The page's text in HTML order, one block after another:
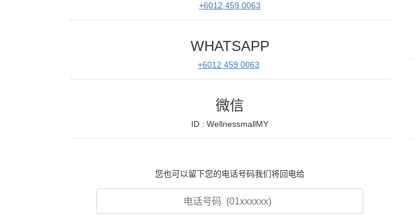
+6012 459 0063
WHATSAPP
+6012 459 0063
微信
ID : WellnessmallMY
您也可以留下您的电话号码我们将回电给